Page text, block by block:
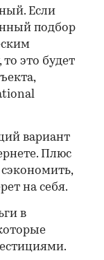
Если
подбор
это будет
вариант
Плюс
на себя.
в